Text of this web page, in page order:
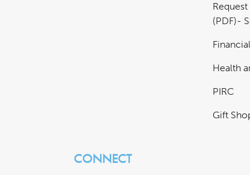
(PDF)-
Health
PIRC
Gift
CONNECT